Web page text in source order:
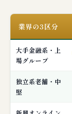
業界の3区分
大手金融系・上
場グループ
独立系老舗・中
堅